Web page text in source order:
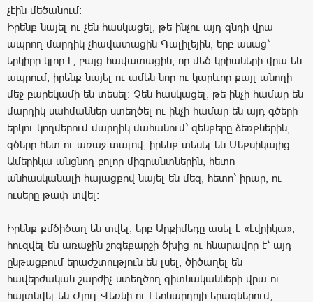
չէին մեծանում:
Իրենք նայել ու չեն հասկացել, թե ինչու այդ գնդի վրա
ապրող մարդիկ չհավատացին Գալիլեյին, երբ ասաց՝
երկիրը կլոր է, բայց հավատացին, որ մեծ կրիաների վրա են
ապրում, իրենք նայել ու ամեն նոր ու կարևոր քայլ անողի
մեջ բարեկամի են տեսել: Չեն հասկացել, թե ինչի համար են
մարդիկ սահմաններ ստեղծել ու ինչի համար են այդ գծերի
երկու կողմերում մարդիկ մահանում՝ զենքերը ձեռքներին,
գծերը հետ ու առաջ տալով, իրենք տեսել են Մեքսիկայից
Ամերիկա անցնող բոլոր միգրանտներին, հետո
անհասկանալի հայացքով նայել են մեզ, հետո՝ իրար, ու
ուսերը թափ տվել։
Իրենք քմծիծաղ են տվել, երբ Արքիմեդը ասել է «էվրիկա»,
հուզվել են առաջին շոգեքարշի ծխից ու հնարավոր է՝ այդ
ընթացքում երաժշտություն են լսել, ծիծաղել են
հավերժական շարժիչ ստեղծող գիտնականների վրա ու
հայտնվել են Ժյուլ Վեռնի ու Լեոնարդոյի երազներում,